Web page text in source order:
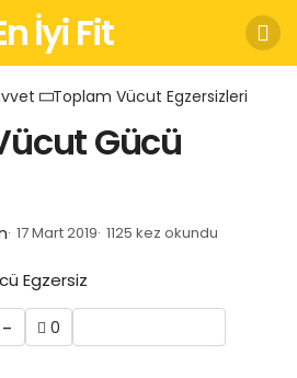
İyi Fit
Toplam Vücut Egzersizleri
Gücü
17 Mart 2019 1125 kez okundu
- 0